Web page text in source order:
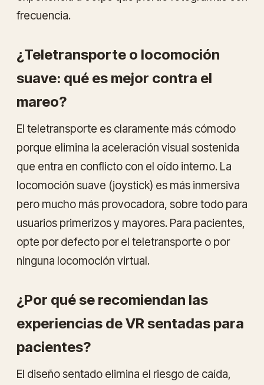
frecuencia.
¿Teletransporte o locomoción
suave: qué es mejor contra el
mareo?
El teletransporte es claramente más cómodo
porque elimina la aceleración visual sostenida
que entra en conflicto con el oído interno. La
locomoción suave (joystick) es más inmersiva
pero mucho más provocadora, sobre todo para
usuarios primerizos y mayores. Para pacientes,
opte por defecto por el teletransporte o por
ninguna locomoción virtual.
¿Por qué se recomiendan las
experiencias de VR sentadas para
pacientes?
El diseño sentado elimina el riesgo de caída,